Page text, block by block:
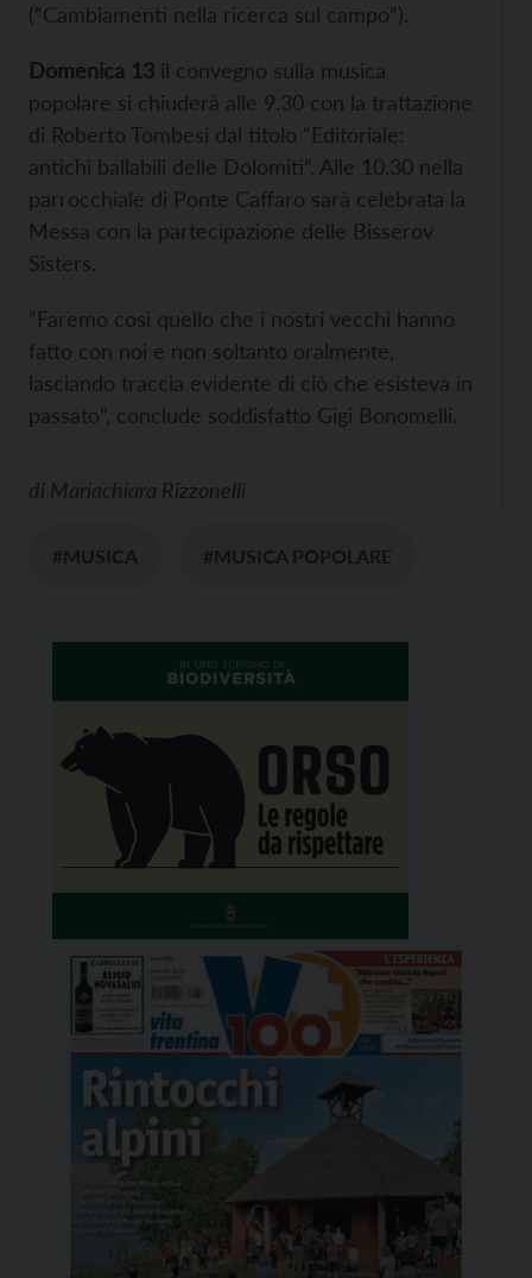
(“Cambiamenti nella ricerca sul campo”).
Domenica 13 il convegno sulla musica
popolare si chiuderà alle 9.30 con la trattazione
di Roberto Tombesi dal titolo “Editoriale:
antichi ballabili delle Dolomiti”. Alle 10.30 nella
parrocchiale di Ponte Caffaro sarà celebrata la
Messa con la partecipazione delle Bisserov
Sisters.
“Faremo così quello che i nostri vecchi hanno
fatto con noi e non soltanto oralmente,
lasciando traccia evidente di ciò che esisteva in
passato”, conclude soddisfatto Gigi Bonomelli.
di Mariachiara Rizzonelli
#MUSICA #MUSICA POPOLARE